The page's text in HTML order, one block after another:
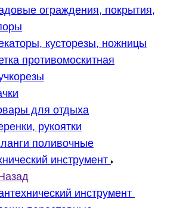
ограждения, покрытия,
кусторезы, ножницы
противомоскитная
для отдыха
рукоятки
поливочные
инструмент
инструмент